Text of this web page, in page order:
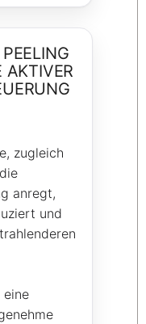
AKTIVER
zugleich
anregt,
und
eine